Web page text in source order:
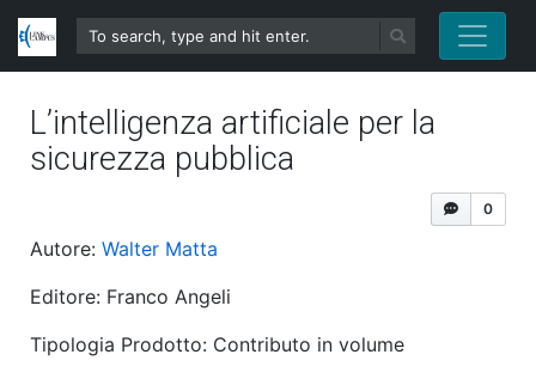
L’intelligenza artificiale per la
sicurezza pubblica
0
Autore: Walter Matta
Editore: Franco Angeli
Tipologia Prodotto: Contributo in volume